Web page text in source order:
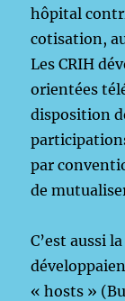
hôpital
cotisation,
Les CRIH
orientées
disposition
par
de
C’est aussi
« hosts »